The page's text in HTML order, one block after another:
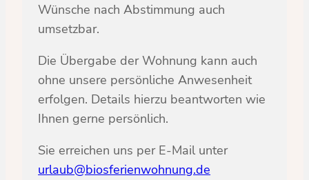
Wünsche nach Abstimmung auch
umsetzbar.
Die Übergabe der Wohnung kann auch
ohne unsere persönliche Anwesenheit
erfolgen. Details hierzu beantworten wie
Ihnen gerne persönlich.
Sie erreichen uns per E-Mail unter
urlaub@biosferienwohnung.de